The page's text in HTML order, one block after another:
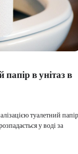
в унітаз в
туалетний папір
у воді за